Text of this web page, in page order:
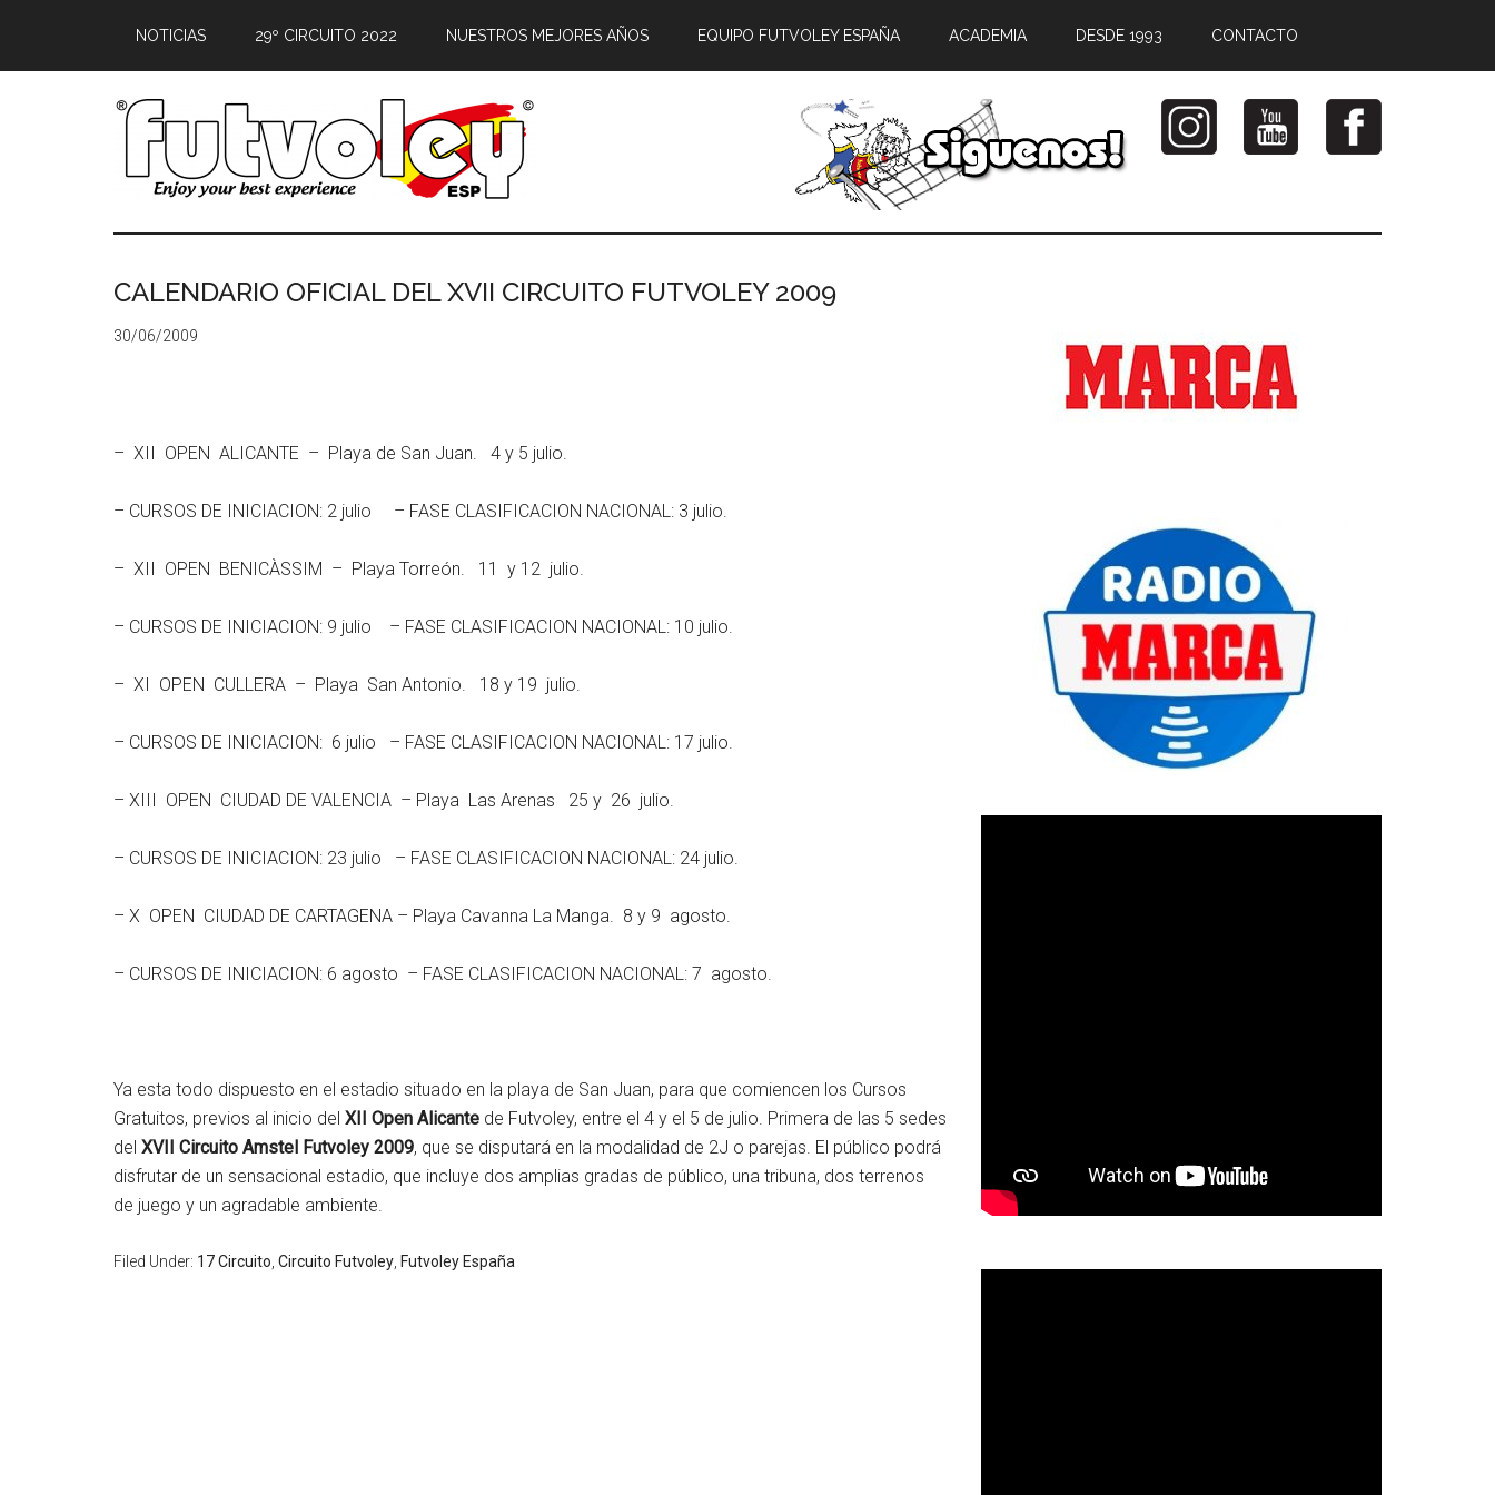
NOTICIAS 29º CIRCUITO 2022 NUESTROS MEJORES AÑOS EQUIPO FUTVOLEY ESPAÑA ACADEMIA DESDE 1993 CONTACTO
CALENDARIO OFICIAL DEL XVII CIRCUITO FUTVOLEY 2009
30/06/2009
– XII OPEN ALICANTE – Playa de San Juan. 4 y 5 julio.
– CURSOS DE INICIACION: 2 julio – FASE CLASIFICACION NACIONAL: 3 julio.
– XII OPEN BENICÀSSIM – Playa Torreón. 11 y 12 julio.
– CURSOS DE INICIACION: 9 julio – FASE CLASIFICACION NACIONAL: 10 julio.
– XI OPEN CULLERA – Playa San Antonio. 18 y 19 julio.
– CURSOS DE INICIACION: 6 julio – FASE CLASIFICACION NACIONAL: 17 julio.
– XIII OPEN CIUDAD DE VALENCIA – Playa Las Arenas 25 y 26 julio.
– CURSOS DE INICIACION: 23 julio – FASE CLASIFICACION NACIONAL: 24 julio.
– X OPEN CIUDAD DE CARTAGENA – Playa Cavanna La Manga. 8 y 9 agosto.
– CURSOS DE INICIACION: 6 agosto – FASE CLASIFICACION NACIONAL: 7 agosto.
Ya esta todo dispuesto en el estadio situado en la playa de San Juan, para que comiencen los Cursos
Gratuitos, previos al inicio del XII Open Alicante de Futvoley, entre el 4 y el 5 de julio. Primera de las 5 sedes
del XVII Circuito Amstel Futvoley 2009, que se disputará en la modalidad de 2J o parejas. El público podrá
disfrutar de un sensacional estadio, que incluye dos amplias gradas de público, una tribuna, dos terrenos
de juego y un agradable ambiente.
Filed Under: 17 Circuito Circuito Futvoley Futvoley España